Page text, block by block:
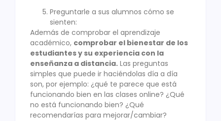
Preguntarle a sus alumnos cómo se
sienten:
Además de comprobar el aprendizaje
académico, comprobar el bienestar de los
estudiantes y su experiencia con la
enseñanza a distancia. Las preguntas
simples que puede ir haciéndolas día a día
son, por ejemplo: ¿qué te parece que está
funcionando bien en las clases online? ¿Qué
no está funcionando bien? ¿Qué
recomendarías para mejorar/cambiar?